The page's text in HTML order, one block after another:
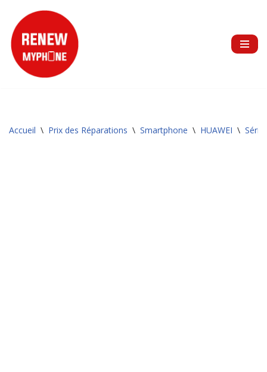
Aller
au
contenu
Accueil \ Prix des Réparations \ Smartphone \ HUAWEI \ Série